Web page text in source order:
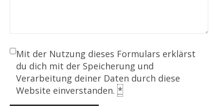
Mit der Nutzung dieses Formulars erklärst
du dich mit der Speicherung und
Verarbeitung deiner Daten durch diese
Website einverstanden. *